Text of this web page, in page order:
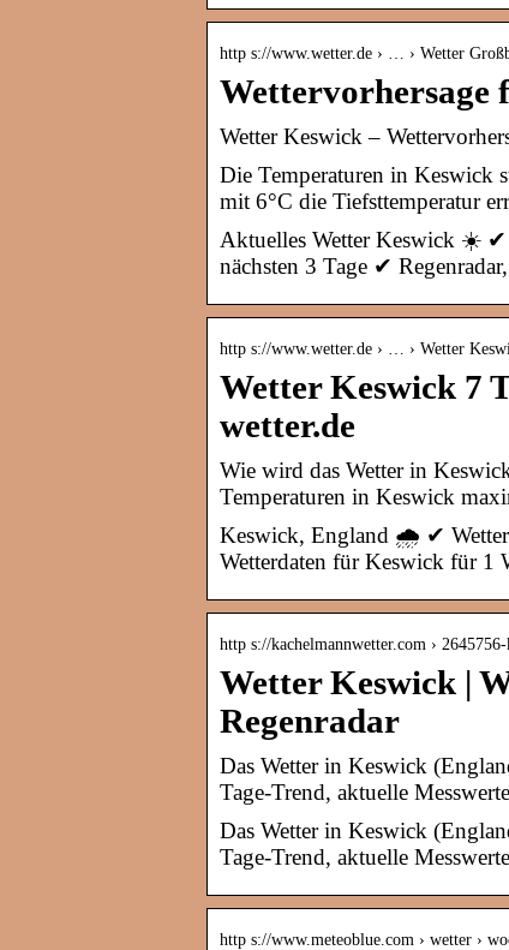
http s://www.wetter.de › … › Wetter
Wettervorhersage
Wetter Keswick –
Die Temperaturen in Keswick
mit 6°C die Tiefsttemperatur
Aktuelles Wetter Keswick ☀️ ✔
nächsten 3 Tage ✔
http s://www.wetter.de › … › Wetter
Wetter Keswick 7
wetter.de
Wie wird das Wetter in
Temperaturen in Keswick
Keswick, England 🌧️ ✔
Wetterdaten für Keswick für 1
http s://kachelmannwetter.com ›
Wetter Keswick |
Regenradar
Das Wetter in Keswick
Tage-Trend, aktuelle
Das Wetter in Keswick
Tage-Trend, aktuelle
http s://www.meteoblue.com › wetter ›